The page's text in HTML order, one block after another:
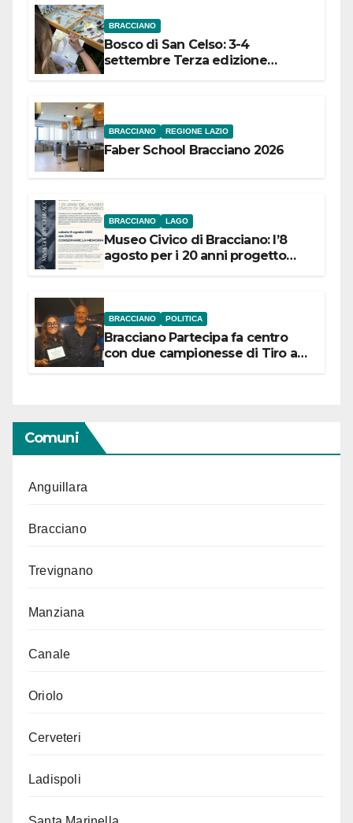
BRACCIANO
Bosco di San Celso: 3-4
settembre Terza edizione
BRACCIANO REGIONE LAZIO
Faber School Bracciano 2026
BRACCIANO LAGO
Museo Civico di Bracciano: l’8
agosto per i 20 anni progetto
BRACCIANO POLITICA
Bracciano Partecipa fa centro
con due campionesse di Tiro a
Comuni
Anguillara
Bracciano
Trevignano
Manziana
Canale
Oriolo
Cerveteri
Ladispoli